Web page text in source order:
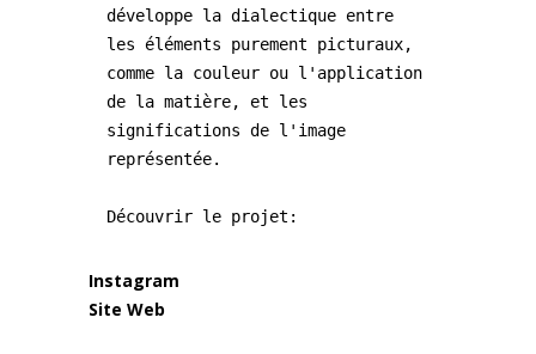
développe la dialectique entre
les éléments purement picturaux,
comme la couleur ou l'application
de la matière, et les
significations de l'image
représentée.
Découvrir le projet:
Instagram
Site Web